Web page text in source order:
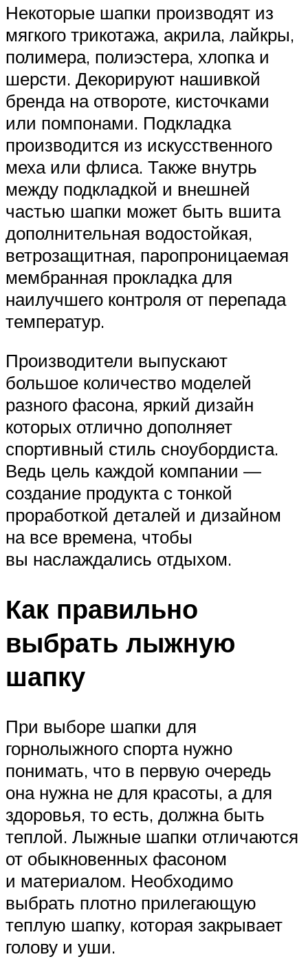
Некоторые шапки производят из
мягкого трикотажа, акрила, лайкры,
полимера, полиэстера, хлопка и
шерсти. Декорируют нашивкой
бренда на отвороте, кисточками
или помпонами. Подкладка
производится из искусственного
меха или флиса. Также внутрь
между подкладкой и внешней
частью шапки может быть вшита
дополнительная водостойкая,
ветрозащитная, паропроницаемая
мембранная прокладка для
наилучшего контроля от перепада
температур.
Производители выпускают
большое количество моделей
разного фасона, яркий дизайн
которых отлично дополняет
спортивный стиль сноубордиста.
Ведь цель каждой компании —
создание продукта с тонкой
проработкой деталей и дизайном
на все времена, чтобы
вы наслаждались отдыхом.
Как правильно
выбрать лыжную
шапку
При выборе шапки для
горнолыжного спорта нужно
понимать, что в первую очередь
она нужна не для красоты, а для
здоровья, то есть, должна быть
теплой. Лыжные шапки отличаются
от обыкновенных фасоном
и материалом. Необходимо
выбрать плотно прилегающую
теплую шапку, которая закрывает
голову и уши.